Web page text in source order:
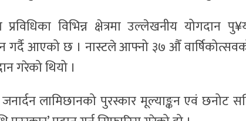
विभिन्न क्षेत्रमा उल्लेखनीय योगदान
गर्दै आएको छ । नास्टले आफ्नो ३७ औँ
गरेको थियो ।
जनार्दन लामिछानको पुरस्कार मूल्याङ्कन एवं छनोट